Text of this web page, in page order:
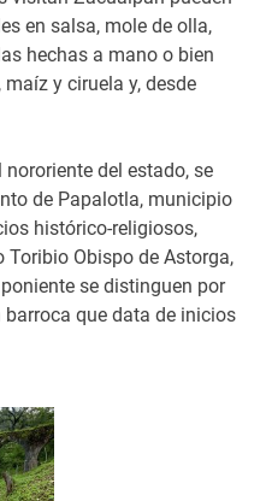
en salsa, mole de olla,
hechas a mano o bien
y ciruela y, desde
nororiente del estado, se
de Papalotla, municipio
histórico-religiosos,
Toribio Obispo de Astorga,
se distinguen por
que data de inicios